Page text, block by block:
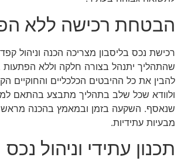
הבטחת רכישה ללא
רכישת נכס בליסבון מצריכה הכנה וניהול
שהתהליך יתנהל בצורה חלקה וללא הפתעות
להבין את כל ההיבטים הכלכליים והחוקיים
ולוודא שכל שלב בתהליך מתבצע בהתאם
שנאסף. השקעה בזמן ובמאמץ בהכנה מראש
מבעיות עתידיות.
תכנון עתידי וניהול נכס